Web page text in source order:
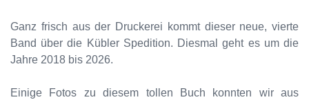
Ganz frisch aus der Druckerei kommt dieser neue, vierte
Band über die Kübler Spedition. Diesmal geht es um die
Jahre 2018 bis 2026.
Einige Fotos zu diesem tollen Buch konnten wir aus